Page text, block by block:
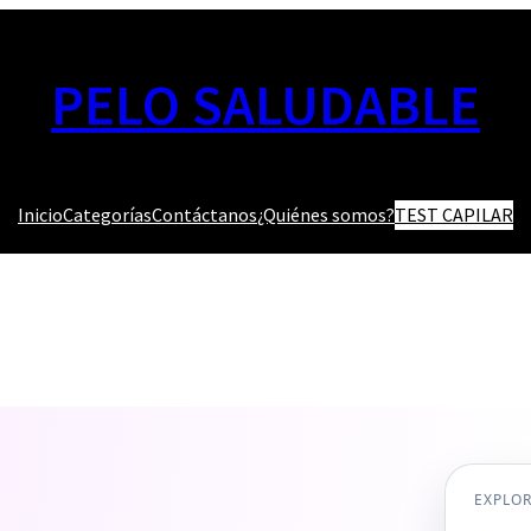
PELO SALUDABLE
InicioCategoríasContáctanos¿Quiénes somos?TEST CAPILAR